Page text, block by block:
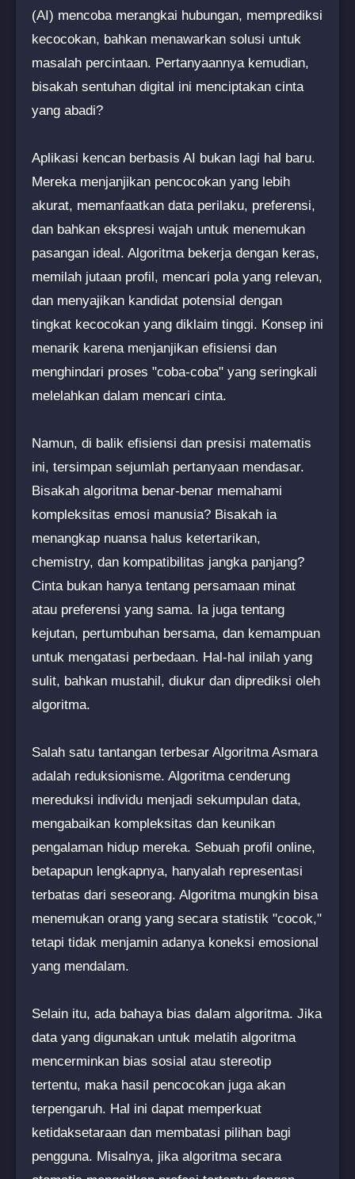
(AI) mencoba merangkai hubungan, memprediksi
kecocokan, bahkan menawarkan solusi untuk
masalah percintaan. Pertanyaannya kemudian,
bisakah sentuhan digital ini menciptakan cinta
yang abadi?
Aplikasi kencan berbasis AI bukan lagi hal baru.
Mereka menjanjikan pencocokan yang lebih
akurat, memanfaatkan data perilaku, preferensi,
dan bahkan ekspresi wajah untuk menemukan
pasangan ideal. Algoritma bekerja dengan keras,
memilah jutaan profil, mencari pola yang relevan,
dan menyajikan kandidat potensial dengan
tingkat kecocokan yang diklaim tinggi. Konsep ini
menarik karena menjanjikan efisiensi dan
menghindari proses "coba-coba" yang seringkali
melelahkan dalam mencari cinta.
Namun, di balik efisiensi dan presisi matematis
ini, tersimpan sejumlah pertanyaan mendasar.
Bisakah algoritma benar-benar memahami
kompleksitas emosi manusia? Bisakah ia
menangkap nuansa halus ketertarikan,
chemistry, dan kompatibilitas jangka panjang?
Cinta bukan hanya tentang persamaan minat
atau preferensi yang sama. Ia juga tentang
kejutan, pertumbuhan bersama, dan kemampuan
untuk mengatasi perbedaan. Hal-hal inilah yang
sulit, bahkan mustahil, diukur dan diprediksi oleh
algoritma.
Salah satu tantangan terbesar Algoritma Asmara
adalah reduksionisme. Algoritma cenderung
mereduksi individu menjadi sekumpulan data,
mengabaikan kompleksitas dan keunikan
pengalaman hidup mereka. Sebuah profil online,
betapapun lengkapnya, hanyalah representasi
terbatas dari seseorang. Algoritma mungkin bisa
menemukan orang yang secara statistik "cocok,"
tetapi tidak menjamin adanya koneksi emosional
yang mendalam.
Selain itu, ada bahaya bias dalam algoritma. Jika
data yang digunakan untuk melatih algoritma
mencerminkan bias sosial atau stereotip
tertentu, maka hasil pencocokan juga akan
terpengaruh. Hal ini dapat memperkuat
ketidaksetaraan dan membatasi pilihan bagi
pengguna. Misalnya, jika algoritma secara